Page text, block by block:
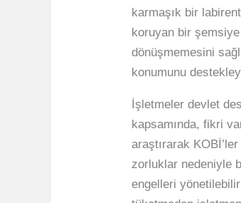
karmaşık bir
koruyan bir şemsiye
dönüşmemesini
konumunu
İşletmeler devlet
kapsamında, fikri
araştırarak
zorluklar nedeniyle
engelleri